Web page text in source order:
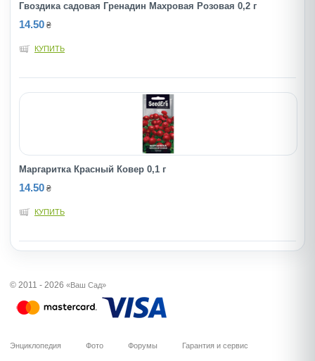
Гвоздика садовая Гренадин Махровая Розовая 0,2 г
14.50 ₴
КУПИТЬ
Маргаритка Красный Ковер 0,1 г
14.50 ₴
КУПИТЬ
© 2011 - 2026 «Ваш Сад»
Энциклопедия Фото Форумы Гарантия и сервис